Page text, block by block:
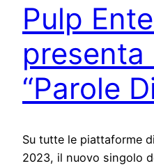
Pulp
“Parole
Su tutte le piattaforme
2023, il nuovo singolo